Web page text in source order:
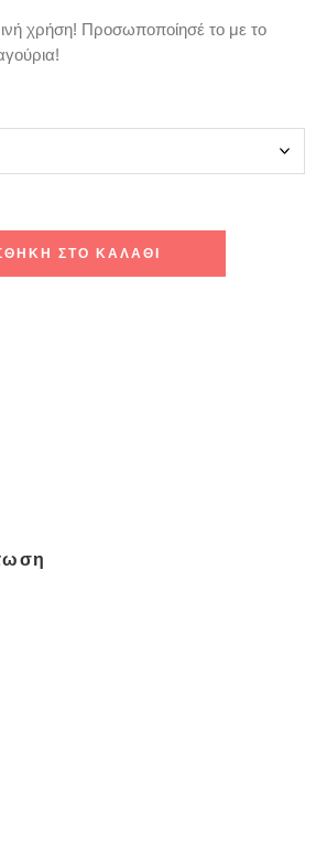
χρήση! Προσωποποίησέ το με το
ΣΤΟ ΚΑΛΆΘΙ